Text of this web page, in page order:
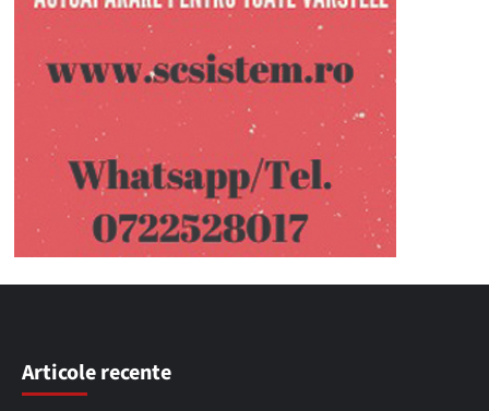
Articole recente